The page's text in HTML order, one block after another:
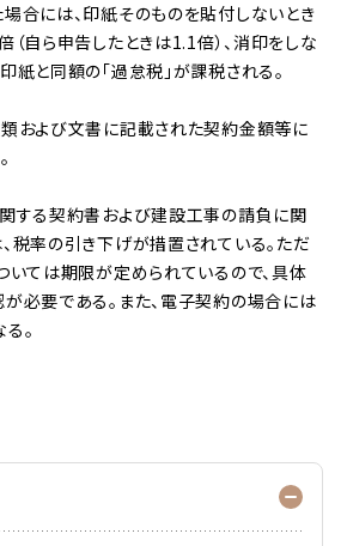
合には、印紙そのものを貼付しないとき
自ら申告したときは1.1倍）、消印をしな
紙と同額の「過怠税」が課税される。
および文書に記載された契約金額等に
する契約書および建設工事の請負に関
税率の引き下げが措置されている。ただ
いては期限が定められているので、具体
必要である。また、電子契約の場合には
。